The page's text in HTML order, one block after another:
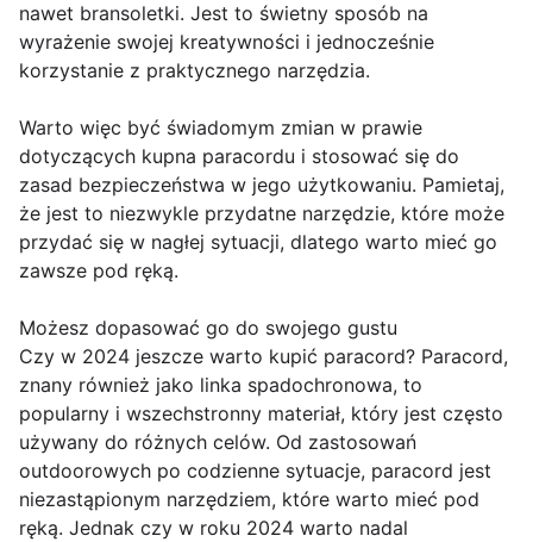
nawet bransoletki. Jest to świetny sposób na
wyrażenie swojej kreatywności i jednocześnie
korzystanie z praktycznego narzędzia.
Warto więc być świadomym zmian w prawie
dotyczących kupna paracordu i stosować się do
zasad bezpieczeństwa w jego użytkowaniu. Pamietaj,
że jest to niezwykle przydatne narzędzie, które może
przydać się w nagłej sytuacji, dlatego warto mieć go
zawsze pod ręką.
Możesz dopasować go do swojego gustu
Czy w 2024 jeszcze warto kupić paracord? Paracord,
znany również jako linka spadochronowa, to
popularny i wszechstronny materiał, który jest często
używany do różnych celów. Od zastosowań
outdoorowych po codzienne sytuacje, paracord jest
niezastąpionym narzędziem, które warto mieć pod
ręką. Jednak czy w roku 2024 warto nadal